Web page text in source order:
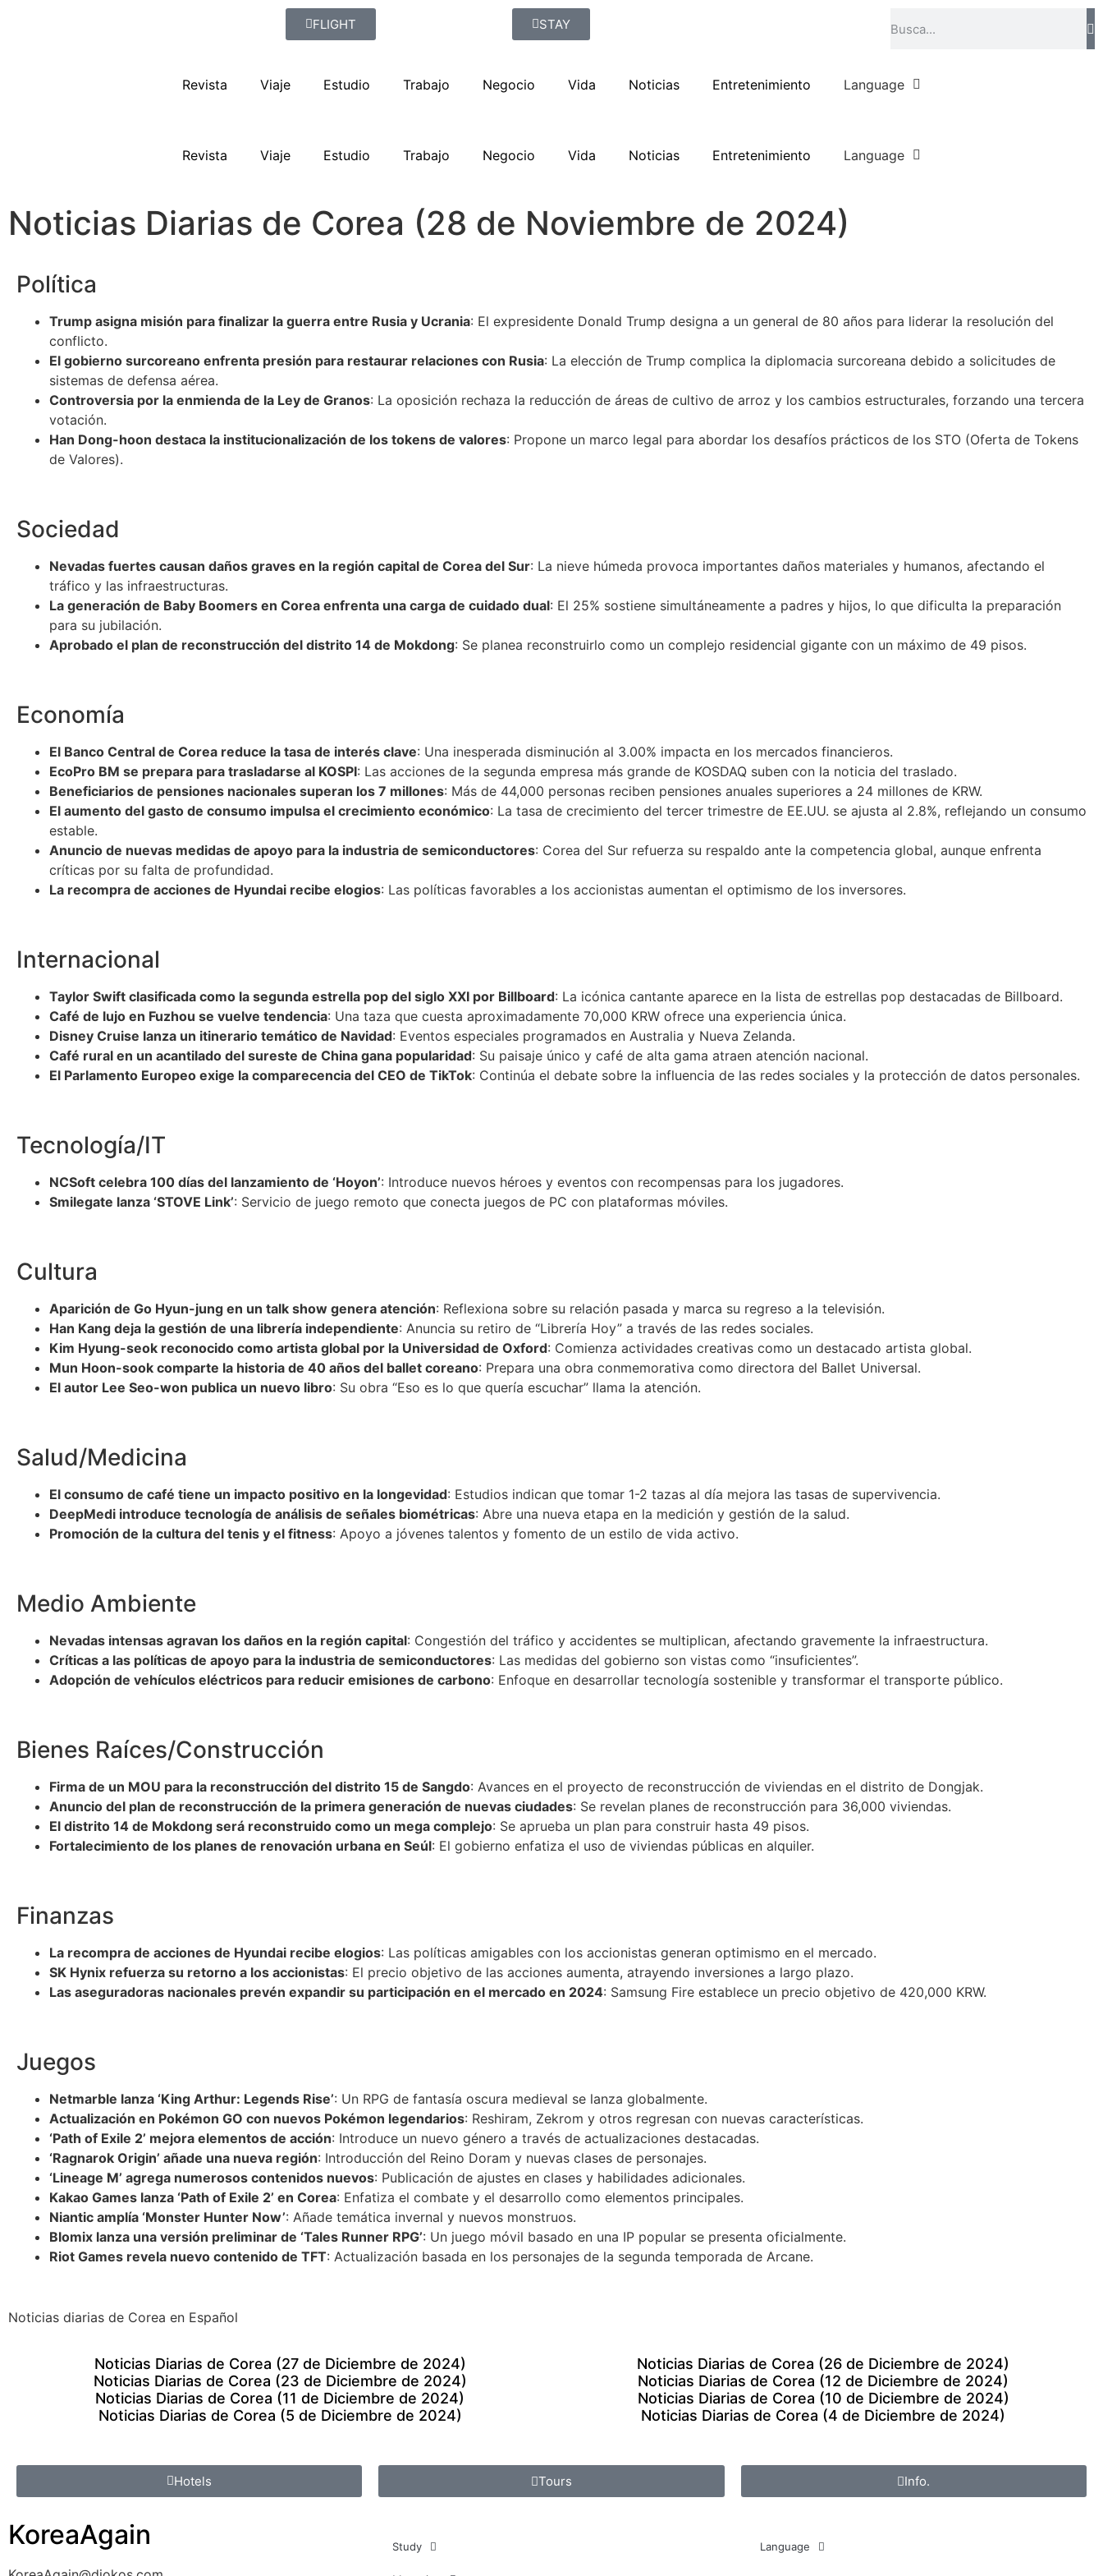
FLIGHT STAY
Revista Viaje Estudio Trabajo Negocio Vida Noticias Entretenimiento Language
Revista Viaje Estudio Trabajo Negocio Vida Noticias Entretenimiento Language
Noticias Diarias de Corea (28 de Noviembre de 2024)
Política
Trump asigna misión para finalizar la guerra entre Rusia y Ucrania: El expresidente Donald Trump designa a un general de 80 años para liderar la resolución del
conflicto.
El gobierno surcoreano enfrenta presión para restaurar relaciones con Rusia: La elección de Trump complica la diplomacia surcoreana debido a solicitudes de
sistemas de defensa aérea.
Controversia por la enmienda de la Ley de Granos: La oposición rechaza la reducción de áreas de cultivo de arroz y los cambios estructurales, forzando una tercera
votación.
Han Dong-hoon destaca la institucionalización de los tokens de valores: Propone un marco legal para abordar los desafíos prácticos de los STO (Oferta de Tokens
de Valores).
Sociedad
Nevadas fuertes causan daños graves en la región capital de Corea del Sur: La nieve húmeda provoca importantes daños materiales y humanos, afectando el
tráfico y las infraestructuras.
La generación de Baby Boomers en Corea enfrenta una carga de cuidado dual: El 25% sostiene simultáneamente a padres y hijos, lo que dificulta la preparación
para su jubilación.
Aprobado el plan de reconstrucción del distrito 14 de Mokdong: Se planea reconstruirlo como un complejo residencial gigante con un máximo de 49 pisos.
Economía
El Banco Central de Corea reduce la tasa de interés clave: Una inesperada disminución al 3.00% impacta en los mercados financieros.
EcoPro BM se prepara para trasladarse al KOSPI: Las acciones de la segunda empresa más grande de KOSDAQ suben con la noticia del traslado.
Beneficiarios de pensiones nacionales superan los 7 millones: Más de 44,000 personas reciben pensiones anuales superiores a 24 millones de KRW.
El aumento del gasto de consumo impulsa el crecimiento económico: La tasa de crecimiento del tercer trimestre de EE.UU. se ajusta al 2.8%, reflejando un consumo
estable.
Anuncio de nuevas medidas de apoyo para la industria de semiconductores: Corea del Sur refuerza su respaldo ante la competencia global, aunque enfrenta
críticas por su falta de profundidad.
La recompra de acciones de Hyundai recibe elogios: Las políticas favorables a los accionistas aumentan el optimismo de los inversores.
Internacional
Taylor Swift clasificada como la segunda estrella pop del siglo XXI por Billboard: La icónica cantante aparece en la lista de estrellas pop destacadas de Billboard.
Café de lujo en Fuzhou se vuelve tendencia: Una taza que cuesta aproximadamente 70,000 KRW ofrece una experiencia única.
Disney Cruise lanza un itinerario temático de Navidad: Eventos especiales programados en Australia y Nueva Zelanda.
Café rural en un acantilado del sureste de China gana popularidad: Su paisaje único y café de alta gama atraen atención nacional.
El Parlamento Europeo exige la comparecencia del CEO de TikTok: Continúa el debate sobre la influencia de las redes sociales y la protección de datos personales.
Tecnología/IT
NCSoft celebra 100 días del lanzamiento de ‘Hoyon’: Introduce nuevos héroes y eventos con recompensas para los jugadores.
Smilegate lanza ‘STOVE Link’: Servicio de juego remoto que conecta juegos de PC con plataformas móviles.
Cultura
Aparición de Go Hyun-jung en un talk show genera atención: Reflexiona sobre su relación pasada y marca su regreso a la televisión.
Han Kang deja la gestión de una librería independiente: Anuncia su retiro de “Librería Hoy” a través de las redes sociales.
Kim Hyung-seok reconocido como artista global por la Universidad de Oxford: Comienza actividades creativas como un destacado artista global.
Mun Hoon-sook comparte la historia de 40 años del ballet coreano: Prepara una obra conmemorativa como directora del Ballet Universal.
El autor Lee Seo-won publica un nuevo libro: Su obra “Eso es lo que quería escuchar” llama la atención.
Salud/Medicina
El consumo de café tiene un impacto positivo en la longevidad: Estudios indican que tomar 1-2 tazas al día mejora las tasas de supervivencia.
DeepMedi introduce tecnología de análisis de señales biométricas: Abre una nueva etapa en la medición y gestión de la salud.
Promoción de la cultura del tenis y el fitness: Apoyo a jóvenes talentos y fomento de un estilo de vida activo.
Medio Ambiente
Nevadas intensas agravan los daños en la región capital: Congestión del tráfico y accidentes se multiplican, afectando gravemente la infraestructura.
Críticas a las políticas de apoyo para la industria de semiconductores: Las medidas del gobierno son vistas como “insuficientes”.
Adopción de vehículos eléctricos para reducir emisiones de carbono: Enfoque en desarrollar tecnología sostenible y transformar el transporte público.
Bienes Raíces/Construcción
Firma de un MOU para la reconstrucción del distrito 15 de Sangdo: Avances en el proyecto de reconstrucción de viviendas en el distrito de Dongjak.
Anuncio del plan de reconstrucción de la primera generación de nuevas ciudades: Se revelan planes de reconstrucción para 36,000 viviendas.
El distrito 14 de Mokdong será reconstruido como un mega complejo: Se aprueba un plan para construir hasta 49 pisos.
Fortalecimiento de los planes de renovación urbana en Seúl: El gobierno enfatiza el uso de viviendas públicas en alquiler.
Finanzas
La recompra de acciones de Hyundai recibe elogios: Las políticas amigables con los accionistas generan optimismo en el mercado.
SK Hynix refuerza su retorno a los accionistas: El precio objetivo de las acciones aumenta, atrayendo inversiones a largo plazo.
Las aseguradoras nacionales prevén expandir su participación en el mercado en 2024: Samsung Fire establece un precio objetivo de 420,000 KRW.
Juegos
Netmarble lanza ‘King Arthur: Legends Rise’: Un RPG de fantasía oscura medieval se lanza globalmente.
Actualización en Pokémon GO con nuevos Pokémon legendarios: Reshiram, Zekrom y otros regresan con nuevas características.
‘Path of Exile 2’ mejora elementos de acción: Introduce un nuevo género a través de actualizaciones destacadas.
‘Ragnarok Origin’ añade una nueva región: Introducción del Reino Doram y nuevas clases de personajes.
‘Lineage M’ agrega numerosos contenidos nuevos: Publicación de ajustes en clases y habilidades adicionales.
Kakao Games lanza ‘Path of Exile 2’ en Corea: Enfatiza el combate y el desarrollo como elementos principales.
Niantic amplía ‘Monster Hunter Now’: Añade temática invernal y nuevos monstruos.
Blomix lanza una versión preliminar de ‘Tales Runner RPG’: Un juego móvil basado en una IP popular se presenta oficialmente.
Riot Games revela nuevo contenido de TFT: Actualización basada en los personajes de la segunda temporada de Arcane.
Noticias diarias de Corea en Español
Noticias Diarias de Corea (27 de Diciembre de 2024)
Noticias Diarias de Corea (26 de Diciembre de 2024)
Noticias Diarias de Corea (23 de Diciembre de 2024)
Noticias Diarias de Corea (12 de Diciembre de 2024)
Noticias Diarias de Corea (11 de Diciembre de 2024)
Noticias Diarias de Corea (10 de Diciembre de 2024)
Noticias Diarias de Corea (5 de Diciembre de 2024)
Noticias Diarias de Corea (4 de Diciembre de 2024)
Hotels Tours Info.
KoreaAgain Study Language